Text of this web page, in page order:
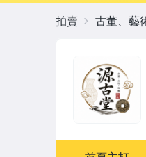
拍賣 古董、藝